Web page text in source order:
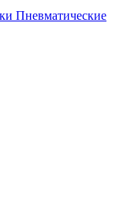
Пневматические